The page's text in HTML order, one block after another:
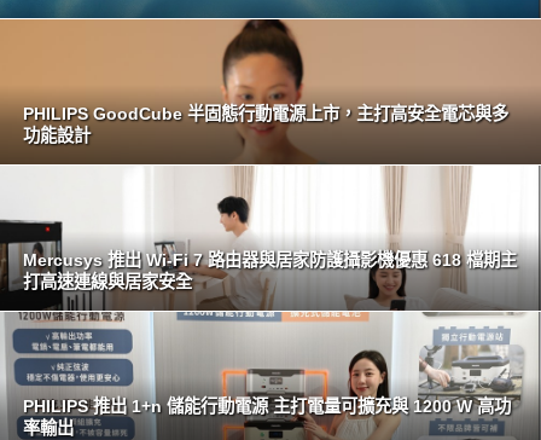
PHILIPS GoodCube 半固態行動電源上市，主打高安全電芯與多
功能設計
Mercusys 推出 Wi-Fi 7 路由器與居家防護攝影機優惠 618 檔期主
打高速連線與居家安全
PHILIPS 推出 1+n 儲能行動電源 主打電量可擴充與 1200 W 高功
率輸出